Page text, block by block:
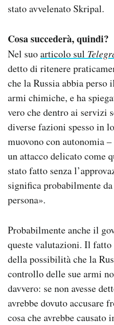
stato avvelenato Skripal.
Cosa succederà, quindi?
Nel suoarticolo sul
detto di ritenere
che la Russia abbia
armi chimiche, e ha
vero che dentro ai servizi
diverse fazioni spesso in
muovono con autonomia
un attacco delicato come
stato fatto senza
significa probabilmente
persona».
Probabilmente anche il
queste valutazioni. Il
della possibilità che la
controllo delle sue armi
davvero: se non avesse
avrebbe dovuto accusare
cosa che avrebbe causato